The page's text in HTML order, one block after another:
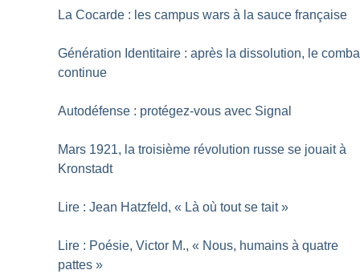
La Cocarde : les campus wars à la sauce française
Génération Identitaire : après la dissolution, le
continue
Autodéfense : protégez-vous avec Signal
Mars 1921, la troisième révolution russe se jouait à
Kronstadt
Lire : Jean Hatzfeld, « Là où tout se tait »
Lire : Poésie, Victor M., « Nous, humains à quatre
pattes »